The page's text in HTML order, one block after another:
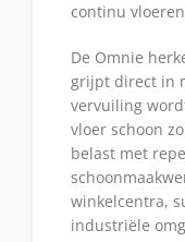
continu vloeren
De Omnie
grijpt direct in
vervuiling
vloer schoon
belast met
winkelcentra,
industriële